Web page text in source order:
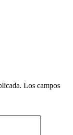
Los campos